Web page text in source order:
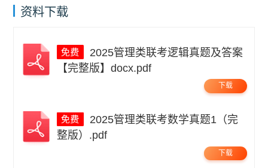
资料下载
【完整版】docx.pdf
下载
整版）.pdf
下载